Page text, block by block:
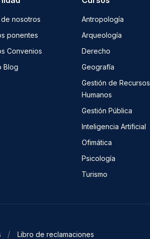
nosotros
ponentes
Convenios
Blog
Antropología
Arqueología
Derecho
Geografía
Gestión de Recursos
Humanos
Gestión Pública
Inteligencia Artificial
Ofimática
Psicología
Turismo
Libro de reclamaciones